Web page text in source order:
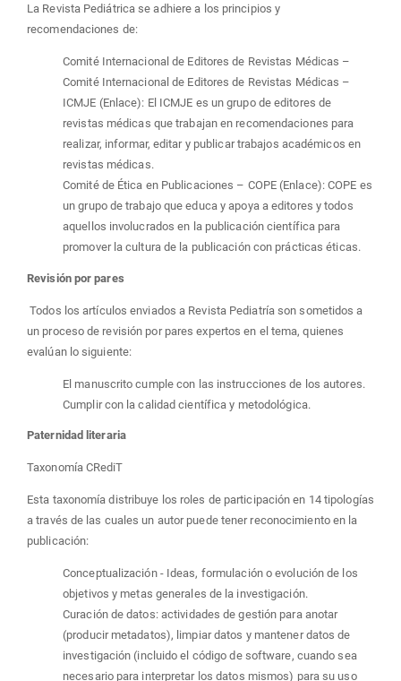
La Revista Pediátrica se adhiere a los principios y
recomendaciones de:
Comité Internacional de Editores de Revistas Médicas –
Comité Internacional de Editores de Revistas Médicas –
ICMJE (Enlace): El ICMJE es un grupo de editores de
revistas médicas que trabajan en recomendaciones para
realizar, informar, editar y publicar trabajos académicos en
revistas médicas.
Comité de Ética en Publicaciones – COPE (Enlace): COPE es
un grupo de trabajo que educa y apoya a editores y todos
aquellos involucrados en la publicación científica para
promover la cultura de la publicación con prácticas éticas.
Revisión por pares
Todos los artículos enviados a Revista Pediatría son sometidos a
un proceso de revisión por pares expertos en el tema, quienes
evalúan lo siguiente:
El manuscrito cumple con las instrucciones de los autores.
Cumplir con la calidad científica y metodológica.
Paternidad literaria
Taxonomía CRediT
Esta taxonomía distribuye los roles de participación en 14 tipologías
a través de las cuales un autor puede tener reconocimiento en la
publicación:
Conceptualización - Ideas, formulación o evolución de los
objetivos y metas generales de la investigación.
Curación de datos: actividades de gestión para anotar
(producir metadatos), limpiar datos y mantener datos de
investigación (incluido el código de software, cuando sea
necesario para interpretar los datos mismos) para su uso